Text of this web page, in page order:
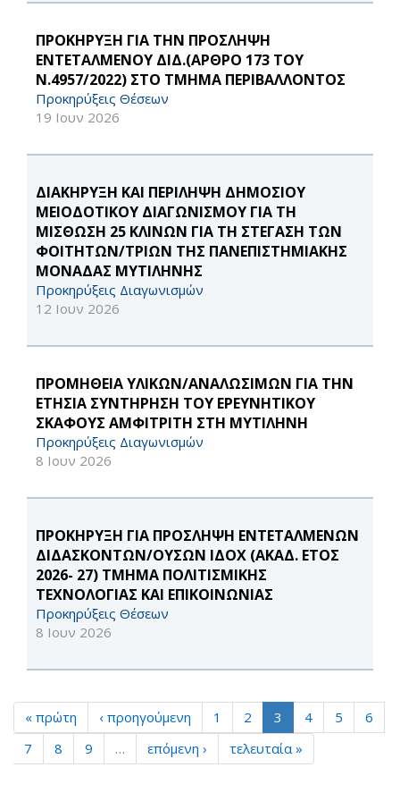
ΠΡΟΚΗΡΥΞΗ ΓΙΑ ΤΗΝ ΠΡΟΣΛΗΨΗ
ΕΝΤΕΤΑΛΜΕΝΟΥ ΔΙΔ.(ΑΡΘΡΟ 173 ΤΟΥ
Ν.4957/2022) ΣΤΟ ΤΜΗΜΑ ΠΕΡΙΒΑΛΛΟΝΤΟΣ
Προκηρύξεις Θέσεων
19 Ιουν 2026
ΔΙΑΚΗΡΥΞΗ ΚΑΙ ΠΕΡΙΛΗΨΗ ΔΗΜΟΣΙΟΥ
ΜΕΙΟΔΟΤΙΚΟΥ ΔΙΑΓΩΝΙΣΜΟΥ ΓΙΑ ΤΗ
ΜΙΣΘΩΣΗ 25 ΚΛΙΝΩΝ ΓΙΑ ΤΗ ΣΤΕΓΑΣΗ ΤΩΝ
ΦΟΙΤΗΤΩΝ/ΤΡΙΩΝ ΤΗΣ ΠΑΝΕΠΙΣΤΗΜΙΑΚΗΣ
ΜΟΝΑΔΑΣ ΜΥΤΙΛΗΝΗΣ
Προκηρύξεις Διαγωνισμών
12 Ιουν 2026
ΠΡΟΜΗΘΕΙΑ ΥΛΙΚΩΝ/ΑΝΑΛΩΣΙΜΩΝ ΓΙΑ ΤΗΝ
ΕΤΗΣΙΑ ΣΥΝΤΗΡΗΣΗ ΤΟΥ ΕΡΕΥΝΗΤΙΚΟΥ
ΣΚΑΦΟΥΣ ΑΜΦΙΤΡΙΤΗ ΣΤΗ ΜΥΤΙΛΗΝΗ
Προκηρύξεις Διαγωνισμών
8 Ιουν 2026
ΠΡΟΚΗΡΥΞΗ ΓΙΑ ΠΡΟΣΛΗΨΗ ΕΝΤΕΤΑΛΜΕΝΩΝ
ΔΙΔΑΣΚΟΝΤΩΝ/ΟΥΣΩΝ ΙΔΟΧ (ΑΚΑΔ. ΕΤΟΣ
2026- 27) ΤΜΗΜΑ ΠΟΛΙΤΙΣΜΙΚΗΣ
ΤΕΧΝΟΛΟΓΙΑΣ ΚΑΙ ΕΠΙΚΟΙΝΩΝΙΑΣ
Προκηρύξεις Θέσεων
8 Ιουν 2026
« πρώτη ‹ προηγούμενη 1 2 3 4 5
6
7
8 9 … επόμενη › τελευταία »